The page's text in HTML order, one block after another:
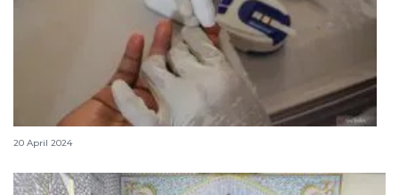
Kontrol gula darah penting dilakukan usai Lebaran
20 April 2024